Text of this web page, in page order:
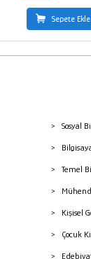
Sepete Ekle
Sosyal
Temel
Kişisel
Çocuk